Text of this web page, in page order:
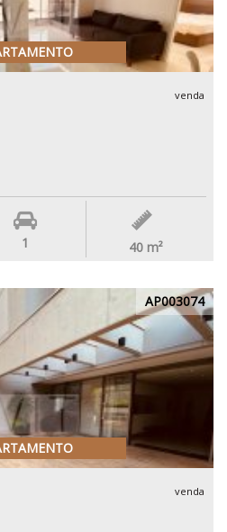
venda
1 40 m²
AP003074
venda